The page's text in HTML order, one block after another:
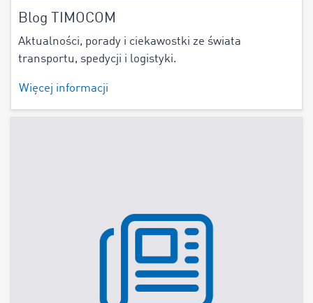
Blog TIMOCOM
Aktualności, porady i ciekawostki ze świata
transportu, spedycji i logistyki.
Więcej informacji